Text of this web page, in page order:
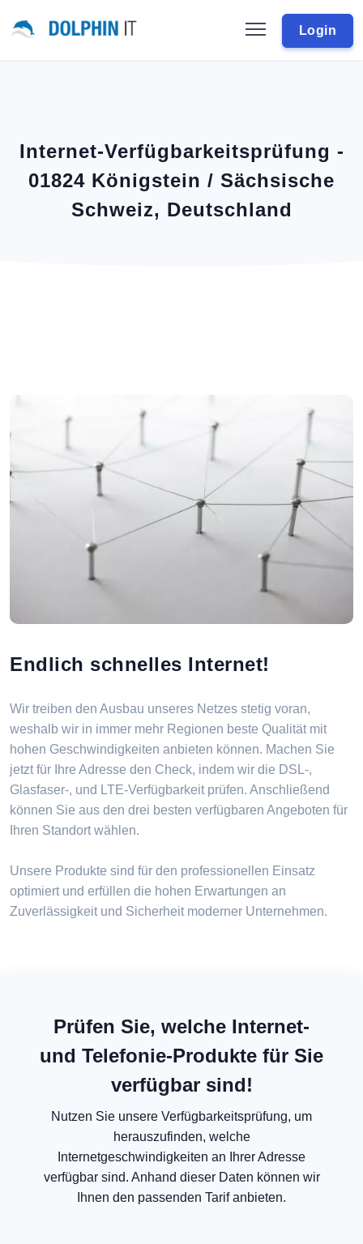
Login
Internet-Verfügbarkeitsprüfung -
01824 Königstein / Sächsische
Schweiz, Deutschland
Endlich schnelles Internet!
Wir treiben den Ausbau unseres Netzes stetig voran,
weshalb wir in immer mehr Regionen beste Qualität mit
hohen Geschwindigkeiten anbieten können. Machen Sie
jetzt für Ihre Adresse den Check, indem wir die DSL-,
Glasfaser-, und LTE-Verfügbarkeit prüfen. Anschließend
können Sie aus den drei besten verfügbaren Angeboten für
Ihren Standort wählen.
Unsere Produkte sind für den professionellen Einsatz
optimiert und erfüllen die hohen Erwartungen an
Zuverlässigkeit und Sicherheit moderner Unternehmen.
Prüfen Sie, welche Internet-
und Telefonie-Produkte für Sie
verfügbar sind!
Nutzen Sie unsere Verfügbarkeitsprüfung, um
herauszufinden, welche
Internetgeschwindigkeiten an Ihrer Adresse
verfügbar sind. Anhand dieser Daten können wir
Ihnen den passenden Tarif anbieten.